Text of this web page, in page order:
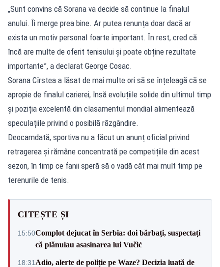
„Sunt convins că Sorana va decide să continue la finalul
anului. Îi merge prea bine. Ar putea renunța doar dacă ar
exista un motiv personal foarte important. În rest, cred că
încă are multe de oferit tenisului și poate obține rezultate
importante”, a declarat George Cosac.
Sorana Cîrstea a lăsat de mai multe ori să se înțeleagă că se
apropie de finalul carierei, însă evoluțiile solide din ultimul timp
și poziția excelentă din clasamentul mondial alimentează
speculațiile privind o posibilă răzgândire.
Deocamdată, sportiva nu a făcut un anunț oficial privind
retragerea și rămâne concentrată pe competițiile din acest
sezon, în timp ce fanii speră să o vadă cât mai mult timp pe
terenurile de tenis.
CITEȘTE ȘI
15:50Complot dejucat în Serbia: doi bărbați, suspectați
că plănuiau asasinarea lui Vučić
18:31 Adio, alerte de poliție pe Waze? Decizia luată de